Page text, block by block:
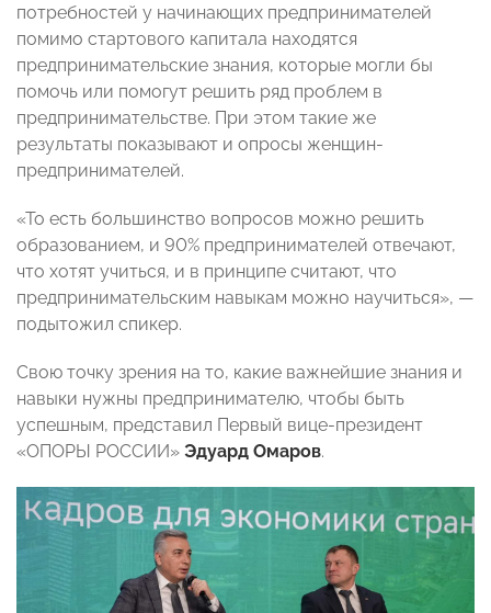
потребностей у начинающих предпринимателей
помимо стартового капитала находятся
предпринимательские знания, которые могли бы
помочь или помогут решить ряд проблем в
предпринимательстве. При этом такие же
результаты показывают и опросы женщин-
предпринимателей.
«То есть большинство вопросов можно решить
образованием, и 90% предпринимателей отвечают,
что хотят учиться, и в принципе считают, что
предпринимательским навыкам можно научиться», —
подытожил спикер.
Свою точку зрения на то, какие важнейшие знания и
навыки нужны предпринимателю, чтобы быть
успешным, представил Первый вице-президент
«ОПОРЫ РОССИИ» Эдуард Омаров.